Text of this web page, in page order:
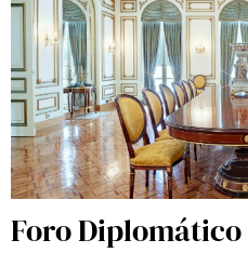
Foro Diplomático